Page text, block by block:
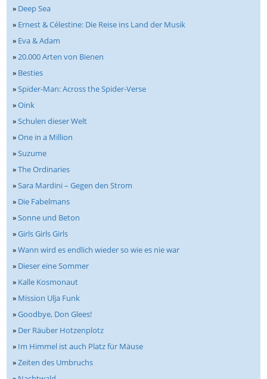
» Deep Sea
» Ernest & Célestine: Die Reise ins Land der Musik
» Eva & Adam
»20.000 Arten von Bienen
» Besties
»Spider-Man: Across the Spider-Verse
»Oink
»Schulen dieser Welt
»One in a Million
»Suzume
»The Ordinaries
»Sara Mardini – Gegen den Strom
» Die Fabelmans
»Sonne und Beton
»Girls Girls Girls
»Wann wird es endlich wieder so wie es nie war
» Dieser eine Sommer
» Kalle Kosmonaut
» Mission Ulja Funk
»Goodbye, Don Glees!
» Der Räuber Hotzenplotz
» Im Himmel ist auch Platz für Mäuse
»Zeiten des Umbruchs